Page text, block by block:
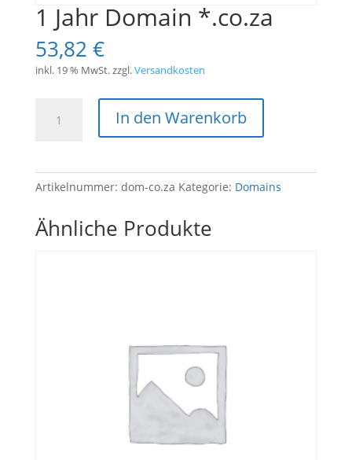
1 Jahr Domain *.co.za
53,82 €
inkl. 19 % MwSt.zzgl.Versandkosten
Menge
In den Warenkorb
Artikelnummer: dom-co.za Kategorie: Domains
Ähnliche Produkte